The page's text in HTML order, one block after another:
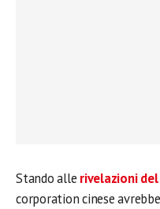
Stando alle rivelazioni
corporation cinese